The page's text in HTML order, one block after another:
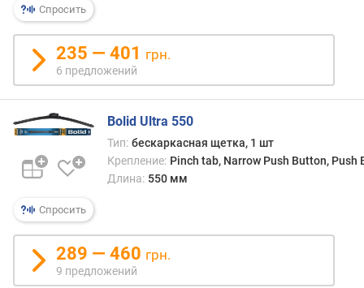
а
т
е
д
о
б
а
в
л
е
и
я
п
о
Спросить
235 — 401 грн.
6 предложений
Спросить
Bolid Ultra 550
Тип: бескаркасная щетка, 1 шт
Крепление: Pinch tab, Narrow Push Button,
Длина: 550 мм
289 — 460 грн.
9 предложений